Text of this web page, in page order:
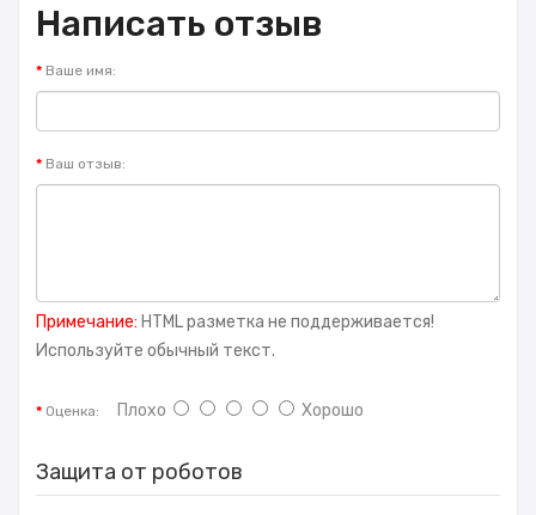
Написать отзыв
Ваше имя:
Ваш отзыв:
Примечание: HTML разметка не поддерживается!
Используйте обычный текст.
Оценка: Плохо Хорошо
Защита от роботов